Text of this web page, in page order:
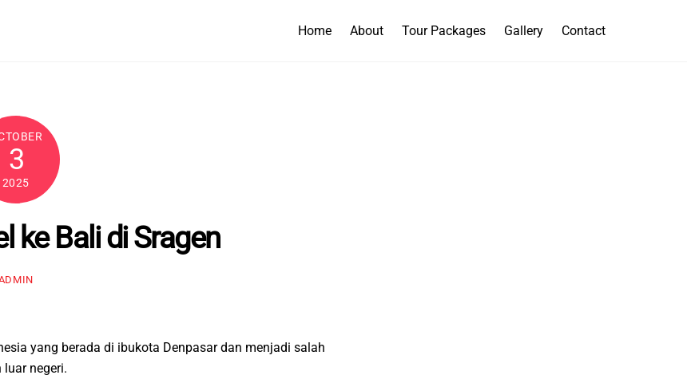
Home About Tour Packages Gallery Contact
3
2025
ke Bali di Sragen
yang berada di ibukota Denpasar dan menjadi salah
negeri.